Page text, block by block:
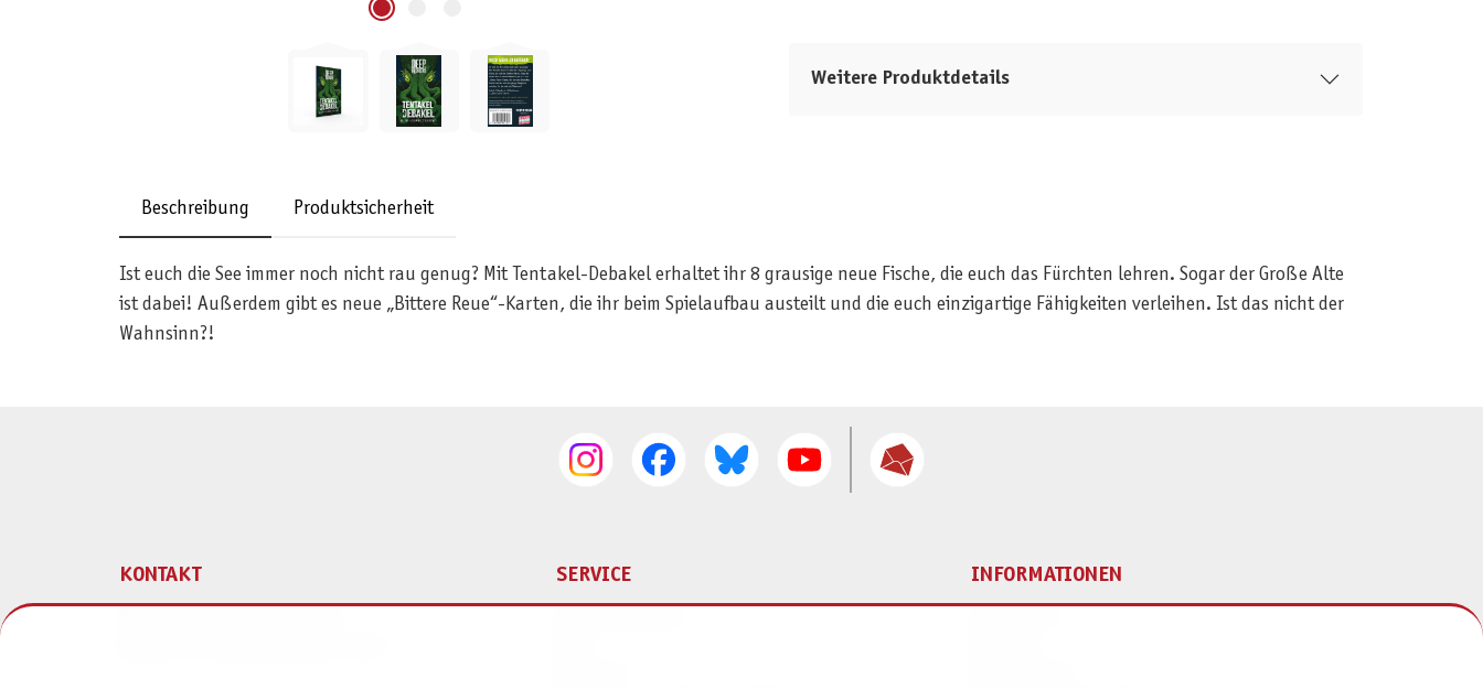
Weitere Produktdetails
Beschreibung Produktsicherheit
Ist euch die See immer noch nicht rau genug? Mit Tentakel-Debakel erhaltet ihr 8 grausige neue Fische, die euch das Fürchten lehren. Sogar der Große Alte
ist dabei! Außerdem gibt es neue „Bittere Reue“-Karten, die ihr beim Spielaufbau austeilt und die euch einzigartige Fähigkeiten verleihen. Ist das nicht der
Wahnsinn?!
KONTAKT SERVICE INFORMATIONEN